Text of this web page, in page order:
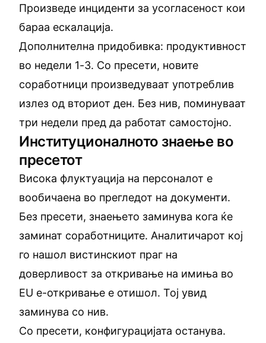
Произведе инциденти за усогласеност кои
бараа ескалација.
Дополнителна придобивка: продуктивност
во недели 1-3. Со пресети, новите
соработници произведуваат употреблив
излез од вториот ден. Без нив, поминуваат
три недели пред да работат самостојно.
Институционалното знаење во
пресетот
Висока флуктуација на персоналот е
вообичаена во прегледот на документи.
Без пресети, знаењето заминува кога ќе
заминат соработниците. Аналитичарот кој
го нашол вистинскиот праг на
доверливост за откривање на имиња во
EU е-откривање е отишол. Тој увид
заминува со нив.
Со пресети, конфигурацијата останува.